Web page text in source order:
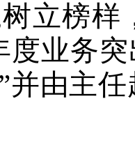
立榜样
度业务
并由主